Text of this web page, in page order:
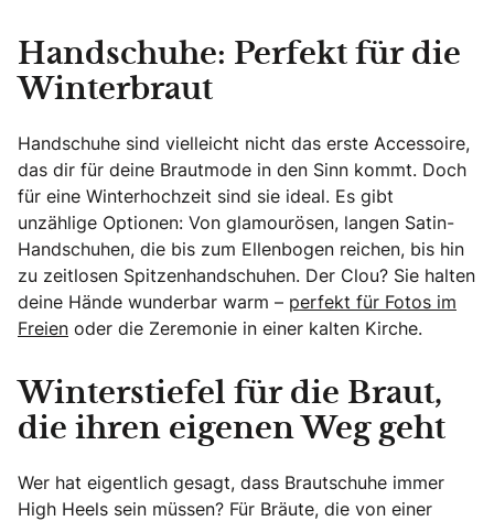
Handschuhe: Perfekt für die
Winterbraut
Handschuhe sind vielleicht nicht das erste Accessoire,
das dir für deine Brautmode in den Sinn kommt. Doch
für eine Winterhochzeit sind sie ideal. Es gibt
unzählige Optionen: Von glamourösen, langen Satin-
Handschuhen, die bis zum Ellenbogen reichen, bis hin
zu zeitlosen Spitzenhandschuhen. Der Clou? Sie halten
deine Hände wunderbar warm – perfekt für Fotos im
Freien oder die Zeremonie in einer kalten Kirche.
Winterstiefel für die Braut,
die ihren eigenen Weg geht
Wer hat eigentlich gesagt, dass Brautschuhe immer
High Heels sein müssen? Für Bräute, die von einer